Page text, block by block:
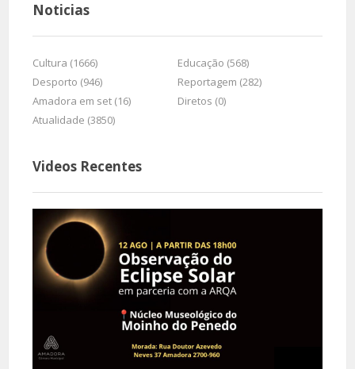
Noticias
Cultura (1666)
Educação (568)
Desporto (946)
Reportagem (282)
Amadora em set (16)
Diretos (0)
Atualidade (3850)
Videos Recentes